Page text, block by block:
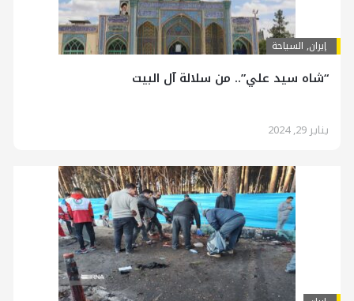
إيران, السياحة
“شاه سيد علي”.. من سلالة آل البيت
يناير 29, 2024